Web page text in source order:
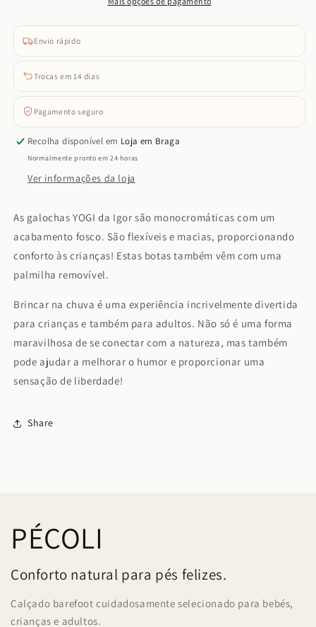
Envio rápido
Trocas em 14 dias
Pagamento seguro
Recolha disponível em Loja em Braga
Normalmente pronto em 24 horas
Ver informações da loja
As galochas YOGI da Igor são monocromáticas com um
acabamento fosco. São flexíveis e macias, proporcionando
conforto às crianças! Estas botas também vêm com uma
palmilha removível.
Brincar na chuva é uma experiência incrivelmente divertida
para crianças e também para adultos. Não só é uma forma
maravilhosa de se conectar com a natureza, mas também
pode ajudar a melhorar o humor e proporcionar uma
sensação de liberdade!
Share
PÉCOLI
Conforto natural para pés felizes.
Calçado barefoot cuidadosamente selecionado para bebés,
crianças e adultos.